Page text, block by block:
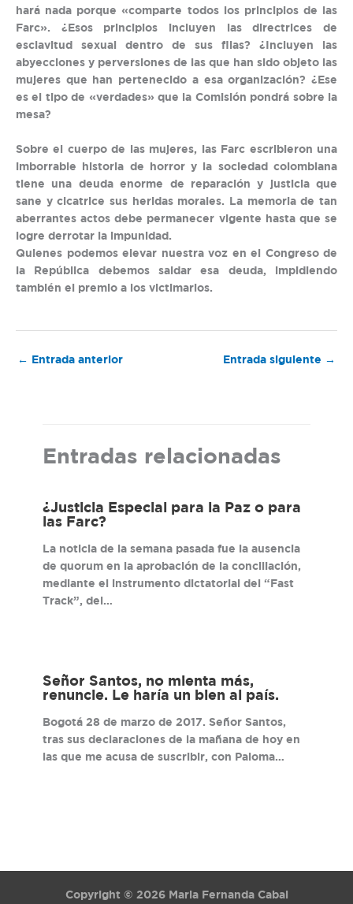
hará nada porque «comparte todos los principios de las
Farc». ¿Esos principios incluyen las directrices de
esclavitud sexual dentro de sus filas? ¿Incluyen las
abyecciones y perversiones de las que han sido objeto las
mujeres que han pertenecido a esa organización? ¿Ese
es el tipo de «verdades» que la Comisión pondrá sobre la
mesa?
Sobre el cuerpo de las mujeres, las Farc escribieron una
imborrable historia de horror y la sociedad colombiana
tiene una deuda enorme de reparación y justicia que
sane y cicatrice sus heridas morales. La memoria de tan
aberrantes actos debe permanecer vigente hasta que se
logre derrotar la impunidad.
Quienes podemos elevar nuestra voz en el Congreso de
la República debemos saldar esa deuda, impidiendo
también el premio a los victimarios.
← Entrada anterior Entrada siguiente →
Entradas relacionadas
¿Justicia Especial para la Paz o para
las Farc?
La noticia de la semana pasada fue la ausencia
de quorum en la aprobación de la conciliación,
mediante el instrumento dictatorial del “Fast
Track”, del…
Señor Santos, no mienta más,
renuncie. Le haría un bien al país.
Bogotá 28 de marzo de 2017. Señor Santos,
tras sus declaraciones de la mañana de hoy en
las que me acusa de suscribir, con Paloma…
Copyright © 2026 Maria Fernanda Cabal